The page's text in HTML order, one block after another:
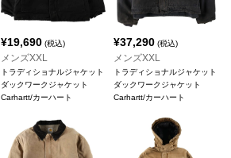
¥19,690(税込)
メンズXXL
トラディショナルジャケット
ダックワークジャケット
Carhartt/カーハート
¥37,290 (税込)
メンズXXL
トラディショナルジャケット
ダックワークジャケット
Carhartt/カーハート